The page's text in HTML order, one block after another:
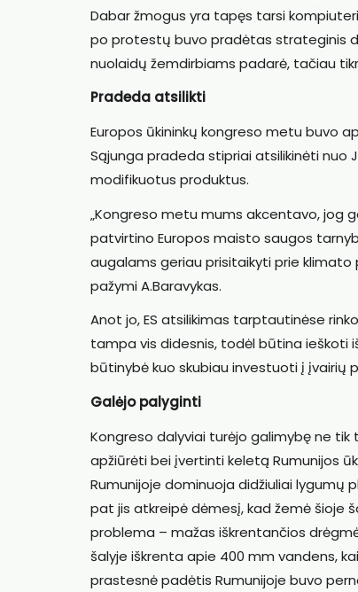
Dabar žmogus yra tapęs tarsi
po protestų buvo pradėtas strateginis
nuolaidų žemdirbiams padarė, tačiau
Pradeda atsilikti
Europos ūkininkų kongreso metu buvo
Sąjunga pradeda stipriai atsilikinėti nuo
modifikuotus produktus.
„Kongreso metu mums akcentavo, jog
patvirtino Europos maisto saugos
augalams geriau prisitaikyti prie
pažymi A.Baravykas.
Anot jo, ES atsilikimas tarptautinėse
tampa vis didesnis, todėl būtina ieškoti
būtinybė kuo skubiau investuoti į įvairių
Galėjo palyginti
Kongreso dalyviai turėjo galimybę ne
apžiūrėti bei įvertinti keletą Rumunijos
Rumunijoje dominuoja didžiuliai lygumų
pat jis atkreipė dėmesį, kad žemė šioje
problema – mažas iškrentančios
šalyje iškrenta apie 400 mm vandens,
prastesnė padėtis Rumunijoje buvo